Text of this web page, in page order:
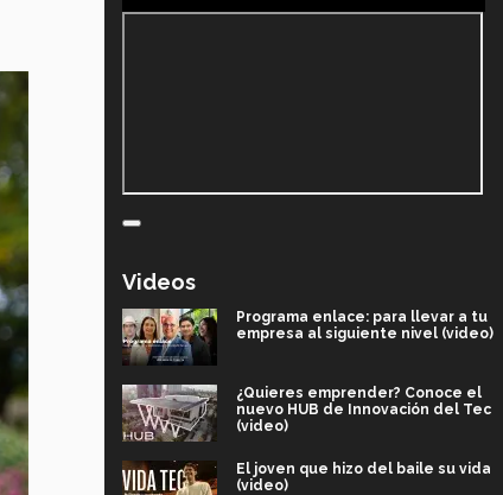
Videos
Programa enlace: para llevar a tu
empresa al siguiente nivel (video)
¿Quieres emprender? Conoce el
nuevo HUB de Innovación del Tec
(video)
El joven que hizo del baile su vida
(video)